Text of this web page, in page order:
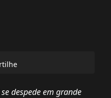
despede em grande